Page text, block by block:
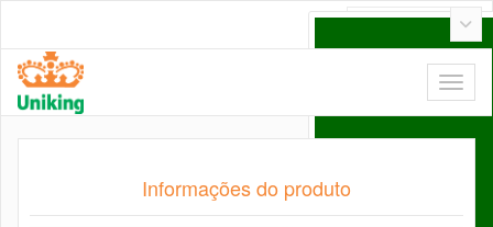
Informações do produto